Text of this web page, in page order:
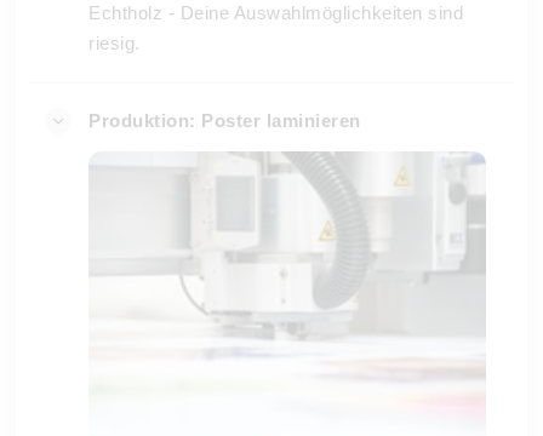
Echtholz - Deine Auswahlmöglichkeiten sind
riesig.
Produktion: Poster laminieren